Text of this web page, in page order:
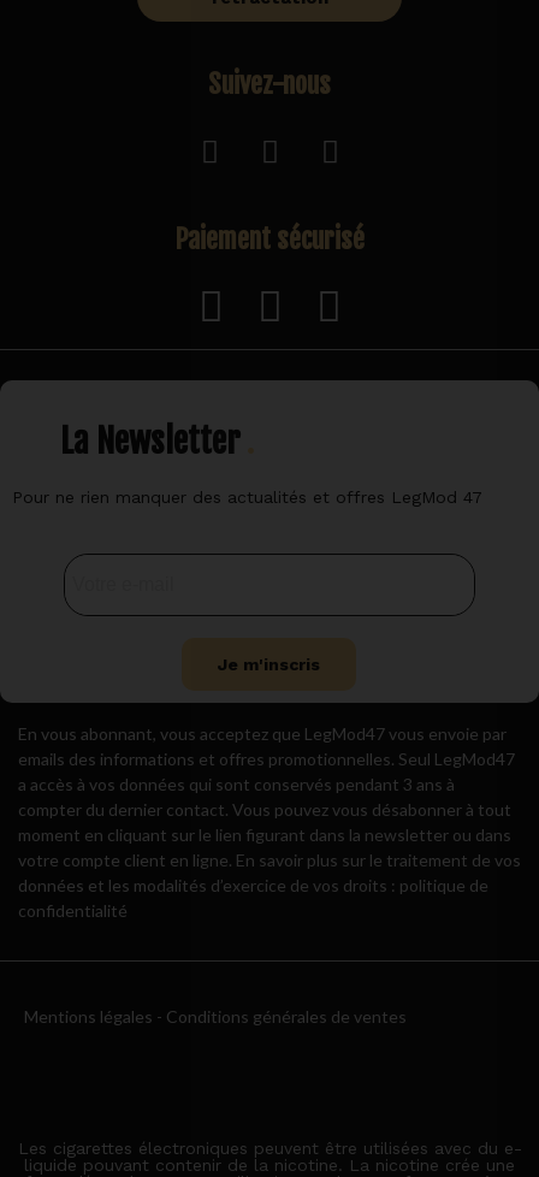
Suivez-nous
Paiement sécurisé
La Newsletter
Pour ne rien manquer des actualités et offres LegMod 47
Je m'inscris
En vous abonnant, vous acceptez que LegMod47 vous envoie par
emails des informations et offres promotionnelles. Seul LegMod47
a accès à vos données qui sont conservés pendant 3 ans à
compter du dernier contact. Vous pouvez vous désabonner à tout
moment en cliquant sur le lien figurant dans la newsletter ou dans
votre compte client en ligne. En savoir plus sur le traitement de vos
données et les modalités d’exercice de vos droits : politique de
confidentialité
Mentions légales - Conditions générales de ventes
Les cigarettes électroniques peuvent être utilisées avec du e-
liquide pouvant contenir de la nicotine. La nicotine crée une